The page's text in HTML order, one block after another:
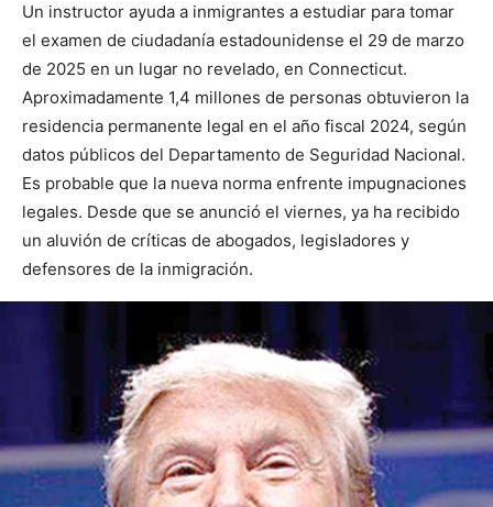
Un instructor ayuda a inmigrantes a estudiar para tomar
el examen de ciudadanía estadounidense el 29 de marzo
de 2025 en un lugar no revelado, en Connecticut.
Aproximadamente 1,4 millones de personas obtuvieron la
residencia permanente legal en el año fiscal 2024, según
datos públicos del Departamento de Seguridad Nacional.
Es probable que la nueva norma enfrente impugnaciones
legales. Desde que se anunció el viernes, ya ha recibido
un aluvión de críticas de abogados, legisladores y
defensores de la inmigración.